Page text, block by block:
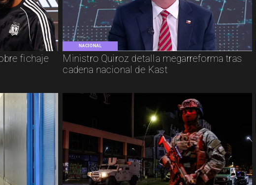
fichaje
NACIONAL
Ministro Quiroz detalla megarreforma tras
cadena nacional de Kast